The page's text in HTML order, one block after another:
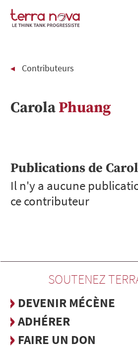
Contributeurs
CarolaPhuang
Publications de
Il n'y a aucune
ce contributeur
SOUTENEZ
DEVENIR MÉCÈNE
ADHÉRER
FAIRE UN DON